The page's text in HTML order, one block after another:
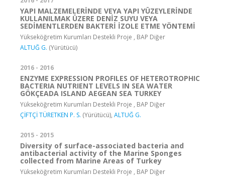
YAPI MALZEMELERİNDE VEYA YAPI YÜZEYLERİNDE
KULLANILMAK ÜZERE DENİZ SUYU VEYA
SEDİMENTLERDEN BAKTERİ İZOLE ETME YÖNTEMİ
Yükseköğretim Kurumları Destekli Proje , BAP Diğer
ALTUĞ G. (Yürütücü)
2016 - 2016
ENZYME EXPRESSION PROFILES OF HETEROTROPHIC
BACTERIA NUTRIENT LEVELS IN SEA WATER
GÖKÇEADA ISLAND AEGEAN SEA TURKEY
Yükseköğretim Kurumları Destekli Proje , BAP Diğer
ÇİFTÇİ TÜRETKEN P. S. (Yürütücü), ALTUĞ G.
2015 - 2015
Diversity of surface-associated bacteria and
antibacterial activity of the Marine Sponges
collected from Marine Areas of Turkey
Yükseköğretim Kurumları Destekli Proje , BAP Diğer